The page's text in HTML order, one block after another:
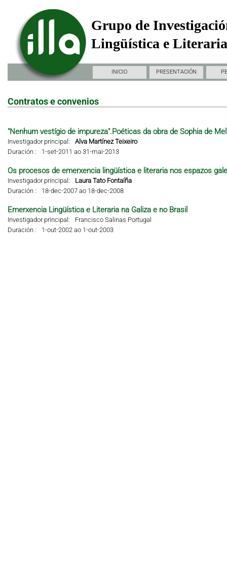
Grupo de
Lingüística e
INICIO PRESENTACIÓN
Contratos e convenios
"Nenhum vestígio de impureza".Poéticas da obra de Sophia de
Investigador principal:
Alva Martínez Teixeiro
Duración :
1-set-2011 ao 31-mai-2013
Os procesos de emerxencia lingüística e literaria nos espazos
Investigador principal:
Laura Tato Fontaíña
Duración :
18-dec-2007 ao 18-dec-2008
Emerxencia Lingüística e Literaria na Galiza e no Brasil
Investigador principal:
Francisco Salinas Portugal
Duración :
1-out-2002 ao 1-out-2003